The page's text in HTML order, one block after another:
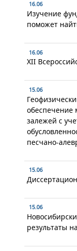
16.06
Изучение
поможет
16.06
XII
15.06
обеспечение
залежей с
песчано-
15.06
15.06
результаты